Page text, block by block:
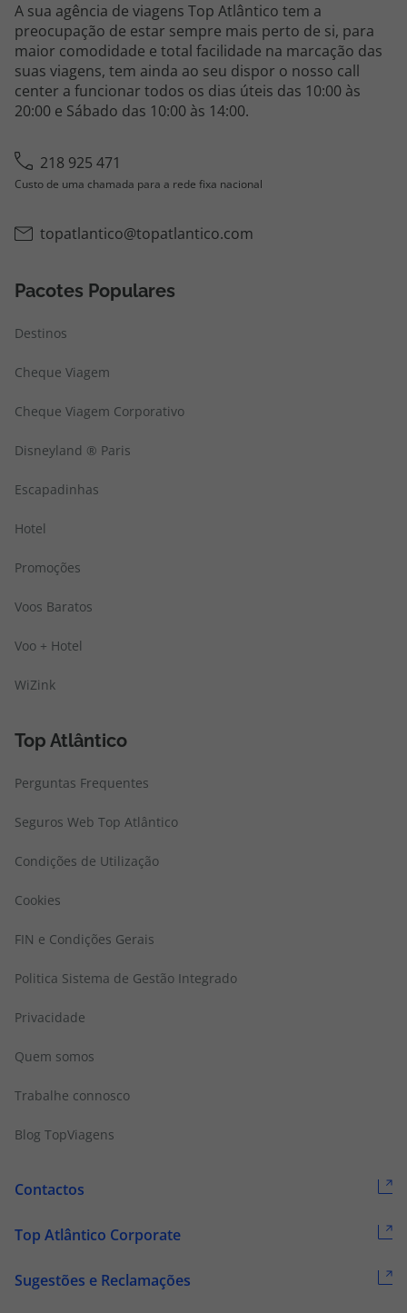
A sua agência de viagens Top Atlântico tem a
preocupação de estar sempre mais perto de si, para
maior comodidade e total facilidade na marcação das
suas viagens, tem ainda ao seu dispor o nosso call
center a funcionar todos os dias úteis das 10:00 às
20:00 e Sábado das 10:00 às 14:00.
218 925 471
Custo de uma chamada para a rede fixa nacional
topatlantico@topatlantico.com
Pacotes Populares
Destinos
Cheque Viagem
Cheque Viagem Corporativo
Disneyland ® Paris
Escapadinhas
Hotel
Promoções
Voos Baratos
Voo + Hotel
WiZink
Top Atlântico
Perguntas Frequentes
Seguros Web Top Atlântico
Condições de Utilização
Cookies
FIN e Condições Gerais
Politica Sistema de Gestão Integrado
Privacidade
Quem somos
Trabalhe connosco
Blog TopViagens
Contactos
Top Atlântico Corporate
Sugestões e Reclamações